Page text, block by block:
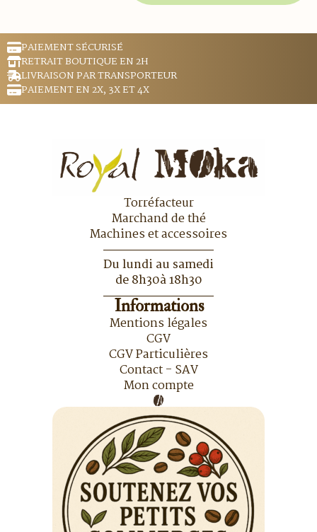
PAIEMENT SÉCURISÉ
RETRAIT BOUTIQUE EN 2H
LIVRAISON PAR TRANSPORTEUR
PAIEMENT EN 2X, 3X ET 4X
Torréfacteur
Marchand de thé
Machines et accessoires
Du lundi au samedi
de 8h30à 18h30
Informations
Mentions légales
CGV
CGV Particulières
Contact - SAV
Mon compte